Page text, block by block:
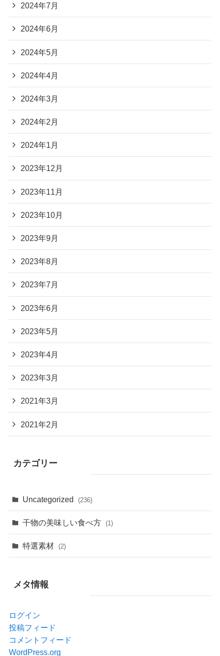
2024年7月
2024年6月
2024年5月
2024年4月
2024年3月
2024年2月
2024年1月
2023年12月
2023年11月
2023年10月
2023年9月
2023年8月
2023年7月
2023年6月
2023年5月
2023年4月
2023年3月
2021年3月
2021年2月
カテゴリー
Uncategorized (236)
干物の美味しい食べ方 (1)
特選素材 (2)
メタ情報
ログイン
投稿フィード
コメントフィード
WordPress.org